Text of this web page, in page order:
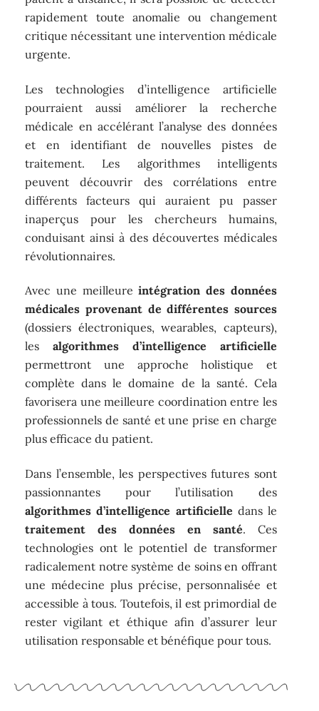
rapidement toute anomalie ou changement
critique nécessitant une intervention médicale
urgente.
Les technologies d’intelligence artificielle
pourraient aussi améliorer la recherche
médicale en accélérant l’analyse des données
et en identifiant de nouvelles pistes de
traitement. Les algorithmes intelligents
peuvent découvrir des corrélations entre
différents facteurs qui auraient pu passer
inaperçus pour les chercheurs humains,
conduisant ainsi à des découvertes médicales
révolutionnaires.
Avec une meilleureintégration des données
médicales provenant de différentes sources
(dossiers électroniques, wearables, capteurs),
lesalgorithmes d’intelligence artificielle
permettront une approche holistique et
complète dans le domaine de la santé. Cela
favorisera une meilleure coordination entre les
professionnels de santé et une prise en charge
plus efficace du patient.
Dans l’ensemble, les perspectives futures sont
passionnantes pour l’utilisation des
algorithmes d’intelligence artificielle dans le
traitement des données en santé. Ces
technologies ont le potentiel de transformer
radicalement notre système de soins en offrant
une médecine plus précise, personnalisée et
accessible à tous. Toutefois, il est primordial de
rester vigilant et éthique afin d’assurer leur
utilisation responsable et bénéfique pour tous.